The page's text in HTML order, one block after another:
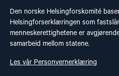
Den norske Helsingforskomité
Helsingforserklæringen som
menneskerettighetene er
samarbeid mellom statene.
Les vår Personvernerklæring